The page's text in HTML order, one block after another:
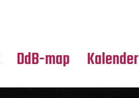
DdB-map Kalender